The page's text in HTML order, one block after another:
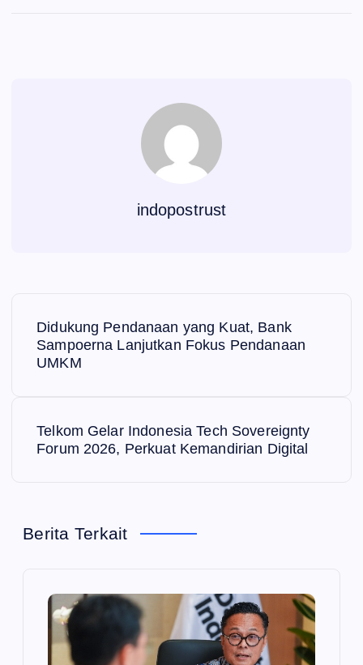
indopostrust
s
Didukung Pendanaan yang Kuat, Bank
Sampoerna Lanjutkan Fokus Pendanaan
UMKM
Telkom Gelar Indonesia Tech Sovereignty
Forum 2026, Perkuat Kemandirian Digital
Berita Terkait